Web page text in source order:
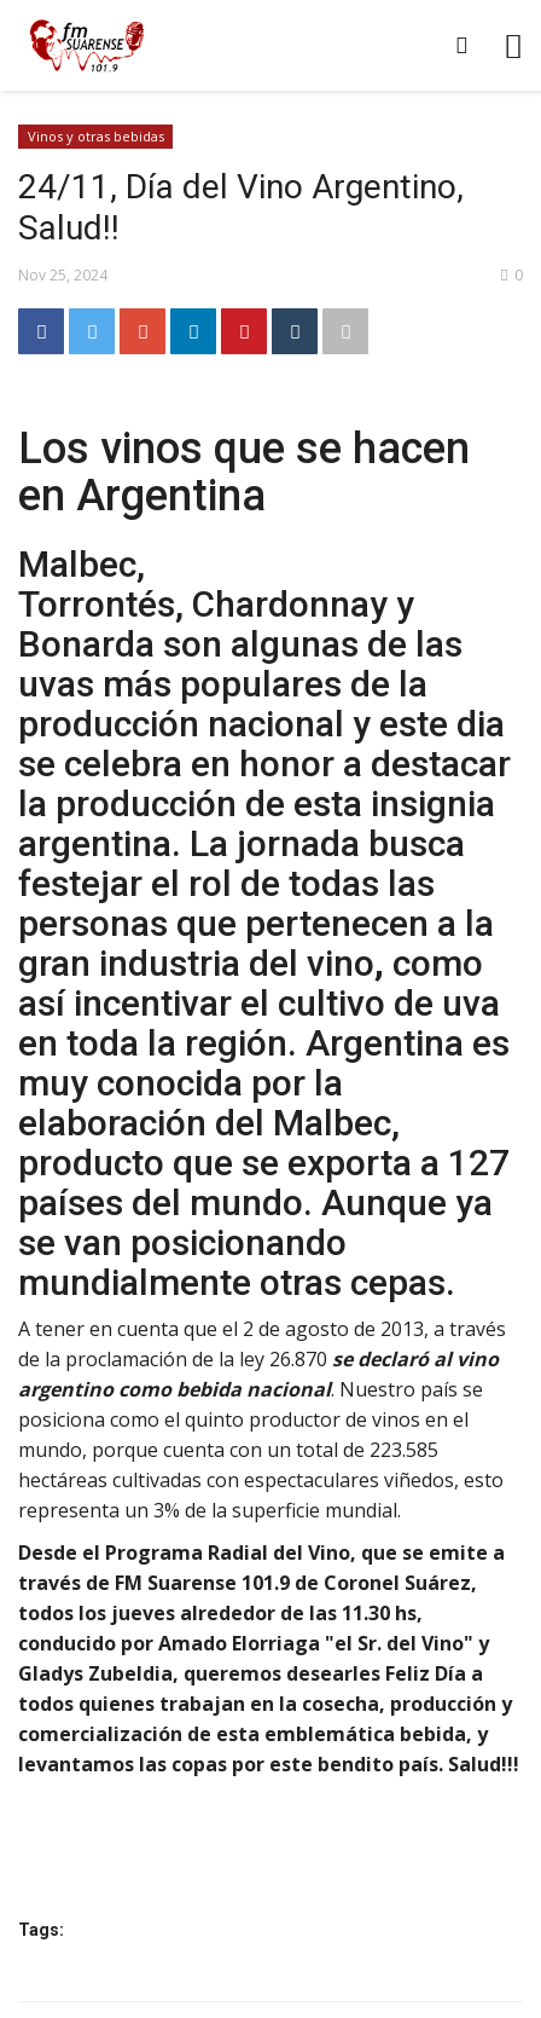
Vinos y otras bebidas
24/11, Día del Vino Argentino,
Salud!!
Nov 25, 2024 0
Los vinos que se hacen
en Argentina
Malbec,
Torrontés, Chardonnay y
Bonarda son algunas de las
uvas más populares de la
producción nacional y este dia
se celebra en honor a destacar
la producción de esta insignia
argentina. La jornada busca
festejar el rol de todas las
personas que pertenecen a la
gran industria del vino, como
así incentivar el cultivo de uva
en toda la región. Argentina es
muy conocida por la
elaboración del Malbec,
producto que se exporta a 127
países del mundo. Aunque ya
se van posicionando
mundialmente otras cepas.
A tener en cuenta que el 2 de agosto de 2013, a través
de la proclamación de la ley 26.870 se declaró al vino
argentino como bebida nacional. Nuestro país se
posiciona como el quinto productor de vinos en el
mundo, porque cuenta con un total de 223.585
hectáreas cultivadas con espectaculares viñedos, esto
representa un 3% de la superficie mundial.
Desde el Programa Radial del Vino, que se emite a
través de FM Suarense 101.9 de Coronel Suárez,
todos los jueves alrededor de las 11.30 hs,
conducido por Amado Elorriaga "el Sr. del Vino" y
Gladys Zubeldia, queremos desearles Feliz Día a
todos quienes trabajan en la cosecha, producción y
comercialización de esta emblemática bebida, y
levantamos las copas por este bendito país. Salud!!!
Tags: